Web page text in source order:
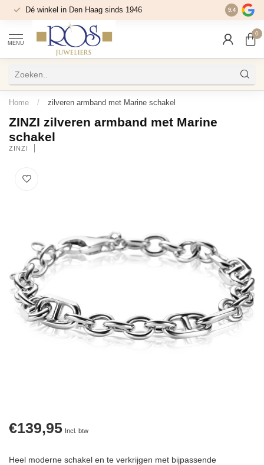
Dé winkel in Den Haag sinds 1946 9.4
MENU
0
Home / zilveren armband met Marine schakel
ZINZI zilveren armband met Marine
schakel
ZINZI
€139,95 Incl. btw
Heel moderne schakel en te verkrijgen met bijpassende